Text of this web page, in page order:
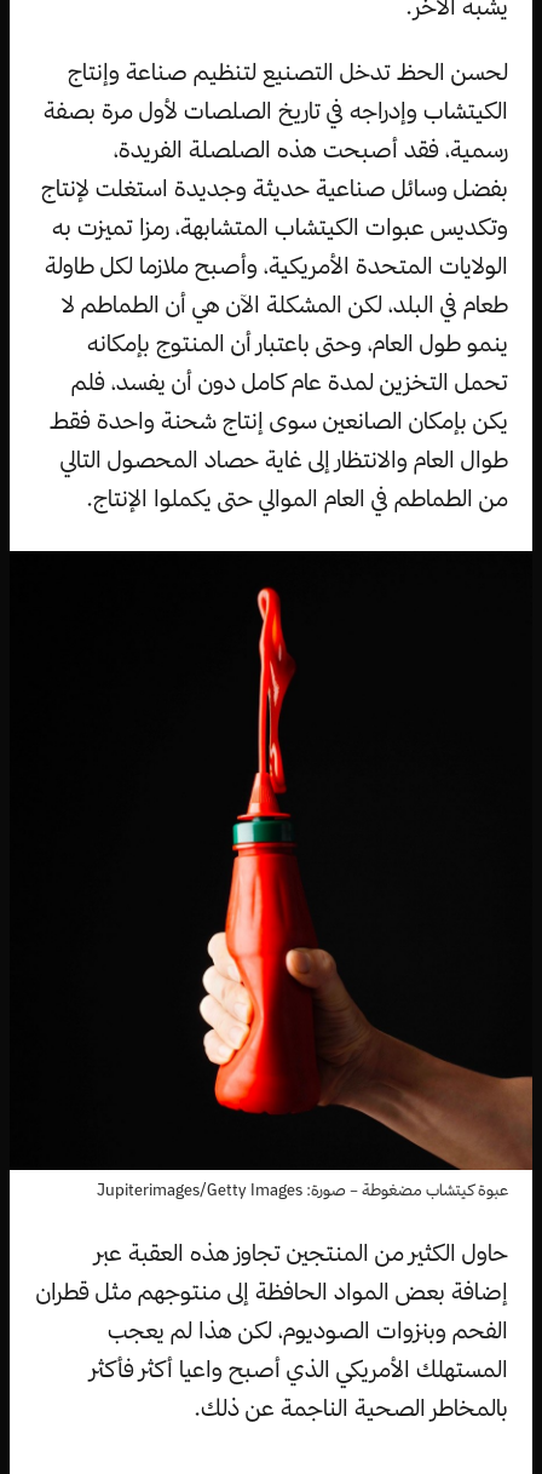
يشبه الآخر.
لحسن الحظ تدخل التصنيع لتنظيم صناعة وإنتاج
الكيتشاب وإدراجه في تاريخ الصلصات لأول مرة بصفة
رسمية، فقد أصبحت هذه الصلصلة الفريدة،
بفضل وسائل صناعية حديثة وجديدة استغلت لإنتاج
وتكديس عبوات الكيتشاب المتشابهة، رمزا تميزت به
الولايات المتحدة الأمريكية، وأصبح ملازما لكل طاولة
طعام في البلد، لكن المشكلة الآن هي أن الطماطم لا
ينمو طول العام، وحتى باعتبار أن المنتوج بإمكانه
تحمل التخزين لمدة عام كامل دون أن يفسد، فلم
يكن بإمكان الصانعين سوى إنتاج شحنة واحدة فقط
طوال العام والانتظار إلى غاية حصاد المحصول التالي
من الطماطم في العام الموالي حتى يكملوا الإنتاج.
عبوة كيتشاب مضغوطة – صورة: Jupiterimages/Getty Images
حاول الكثير من المنتجين تجاوز هذه العقبة عبر
إضافة بعض المواد الحافظة إلى منتوجهم مثل قطران
الفحم وبنزوات الصوديوم، لكن هذا لم يعجب
المستهلك الأمريكي الذي أصبح واعيا أكثر فأكثر
بالمخاطر الصحية الناجمة عن ذلك.